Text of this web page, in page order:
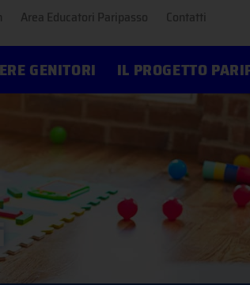
Area Educatori Paripasso Contatti
GENITORI IL PROGETTO